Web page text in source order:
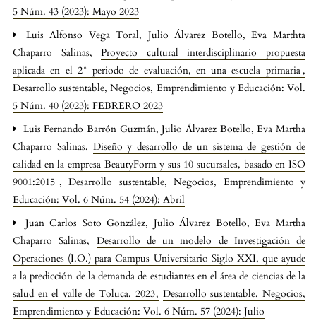
5 Núm. 43 (2023): Mayo 2023
Luis Alfonso Vega Toral, Julio Álvarez Botello, Eva Marthta
Chaparro Salinas,Proyecto cultural interdisciplinario propuesta
aplicada en el 2° periodo de evaluación, en una escuela primaria,
Desarrollo sustentable, Negocios, Emprendimiento y Educación: Vol.
5 Núm. 40 (2023): FEBRERO 2023
Luis Fernando Barrón Guzmán, Julio Álvarez Botello, Eva Martha
Chaparro Salinas, Diseño y desarrollo de un sistema de gestión de
calidad en la empresa BeautyForm y sus 10 sucursales, basado en ISO
9001:2015, Desarrollo sustentable, Negocios, Emprendimiento y
Educación: Vol. 6 Núm. 54 (2024): Abril
Juan Carlos Soto González, Julio Álvarez Botello, Eva Martha
Chaparro Salinas, Desarrollo de un modelo de Investigación de
Operaciones (I.O.) para Campus Universitario Siglo XXI, que ayude
a la predicción de la demanda de estudiantes en el área de ciencias de la
salud en el valle de Toluca, 2023, Desarrollo sustentable, Negocios,
Emprendimiento y Educación: Vol. 6 Núm. 57 (2024): Julio